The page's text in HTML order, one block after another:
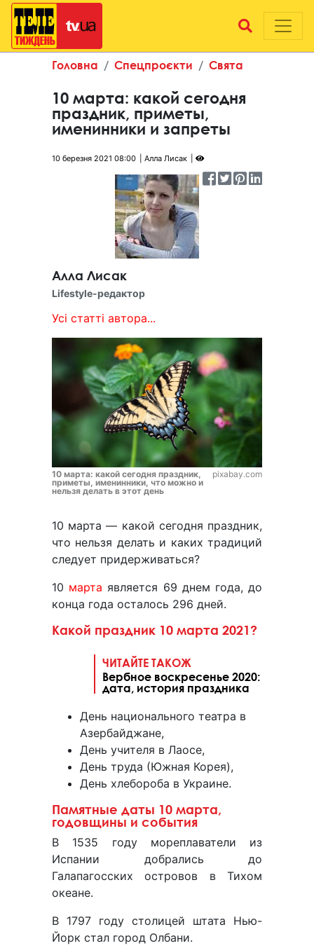
Головна Спецпроєкти Свята
10 марта: какой сегодня
праздник, приметы,
именинники и запреты
10 березня 2021 08:00 Алла Лисак
Алла Лисак
Lifestyle-редактор
Усі статті автора...
10 марта: какой сегодня праздник,
приметы, именинники, что можно и
нельзя делать в этот день
pixabay.com
10 марта — какой сегодня праздник,
что нельзя делать и каких традиций
следует придерживаться?
10 марта является 69 днем года, до
конца года осталось 296 дней.
Какой праздник 10 марта 2021?
ЧИТАЙТЕ ТАКОЖ
Вербное воскресенье 2020:
дата, история праздника
День национального театра в
Азербайджане,
День учителя в Лаосе,
День труда (Южная Корея),
День хлебороба в Украине.
Памятные даты 10 марта,
годовщины и события
В 1535 году мореплаватели из
Испании добрались до
Галапагосских островов в Тихом
океане.
В 1797 году столицей штата Нью-
Йорк стал город Олбани.